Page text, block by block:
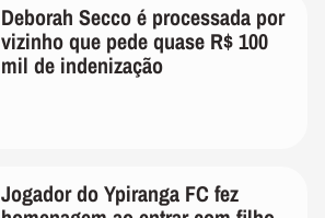
Deborah Secco é processada por
vizinho que pede quase R$ 100
mil de indenização
Jogador do Ypiranga FC fez